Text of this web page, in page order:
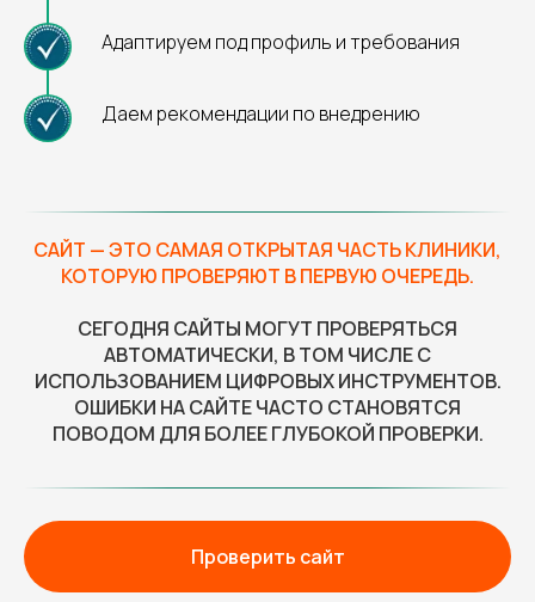
Адаптируем под профиль и требования
Даем рекомендации по внедрению
САЙТ — ЭТО САМАЯ ОТКРЫТАЯ ЧАСТЬ КЛИНИКИ,
КОТОРУЮ ПРОВЕРЯЮТ В ПЕРВУЮ ОЧЕРЕДЬ.
СЕГОДНЯ САЙТЫ МОГУТ ПРОВЕРЯТЬСЯ
АВТОМАТИЧЕСКИ, В ТОМ ЧИСЛЕ С
ИСПОЛЬЗОВАНИЕМ ЦИФРОВЫХ ИНСТРУМЕНТОВ.
ОШИБКИ НА САЙТЕ ЧАСТО СТАНОВЯТСЯ
ПОВОДОМ ДЛЯ БОЛЕЕ ГЛУБОКОЙ ПРОВЕРКИ.
Проверить сайт